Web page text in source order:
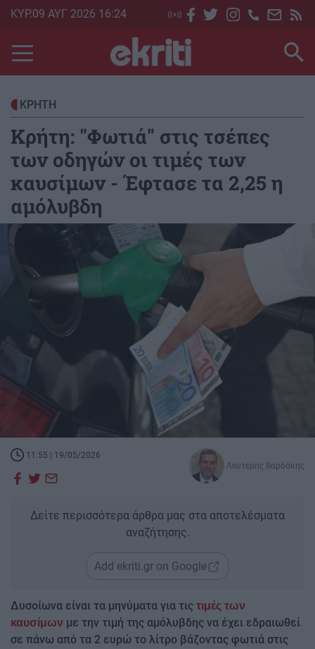
Skip
main
content
ΚΥΡ.09 ΑΥΓ 2026 16:24
ΚΡΗΤΗ
Κρήτη: "Φωτιά" στις τσέπες
των οδηγών οι τιμές των
καυσίμων - Έφτασε τα 2,25 η
αμόλυβδη
11:55 | 19/05/2026
Λευτέρης Βαρδάκης
Δείτε περισσότερα άρθρα μας στα αποτελέσματα
αναζήτησης.
Add ekriti.gr on Google
Δυσοίωνα είναι τα μηνύματα για τις τιμές των
καυσίμων με την τιμή της αμόλυβδης να έχει εδραιωθεί
σε πάνω από τα 2 ευρώ το λίτρο βάζοντας φωτιά στις